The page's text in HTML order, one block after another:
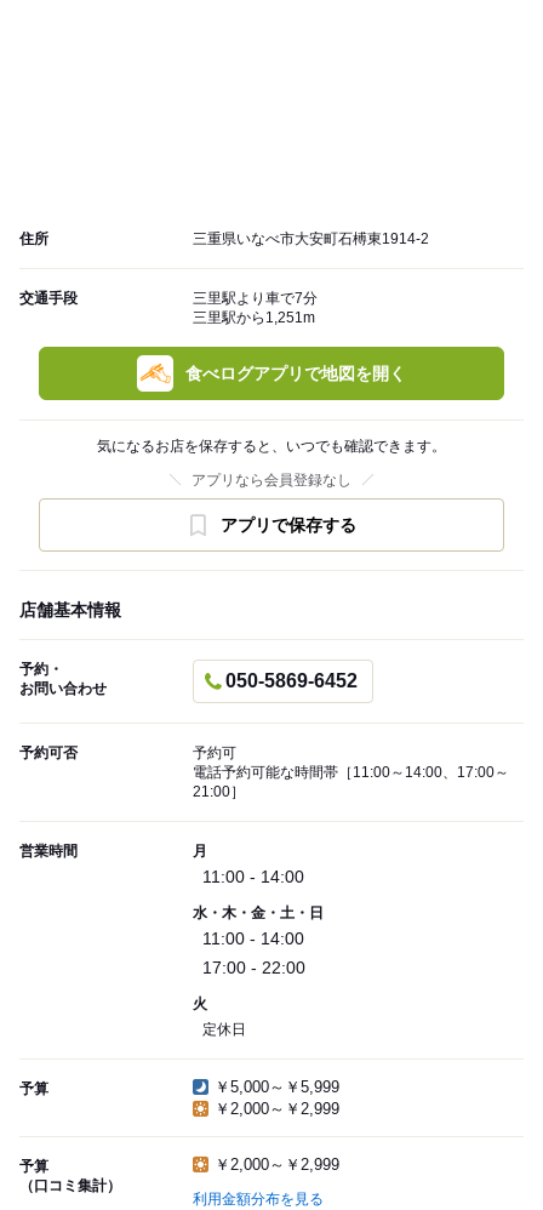
住所 三重県いなべ市大安町石榑東1914-2
交通手段
三里駅より車で7分
三里駅から1,251m
食べログアプリで地図を開く
気になるお店を保存すると、いつでも確認できます。
アプリなら会員登録なし
アプリで保存する
店舗基本情報
予約・
お問い合わせ
050-5869-6452
予約可否
予約可
電話予約可能な時間帯［11:00～14:00、17:00～
21:00］
営業時間 月
11:00 - 14:00
水・木・金・土・日
11:00 - 14:00
17:00 - 22:00
火
定休日
予算
￥5,000～￥5,999
￥2,000～￥2,999
予算
（口コミ集計）
￥2,000～￥2,999
利用金額分布を見る